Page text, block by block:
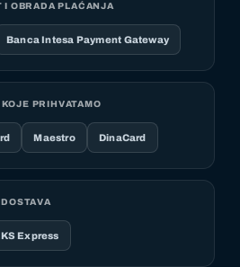
I OBRADA PLAĆANJA
Banca Intesa Payment Gateway
PRIHVATAMO
Maestro DinaCard
DOSTAVA
Express